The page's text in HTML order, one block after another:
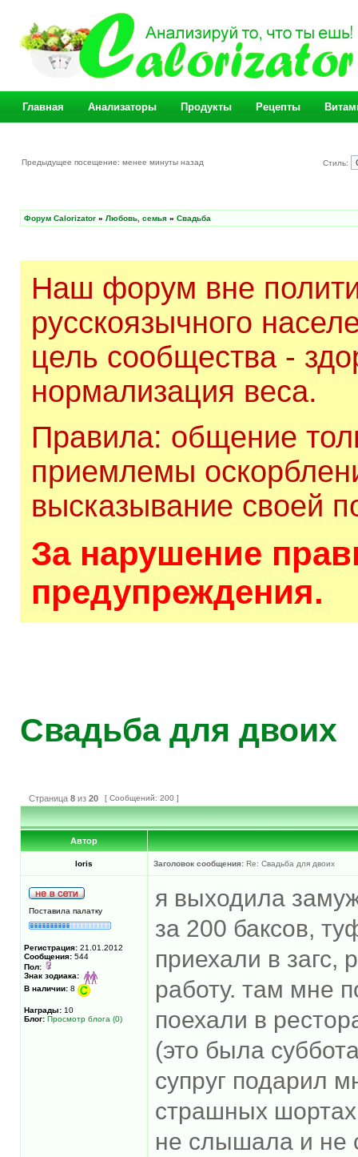
Главная Анализаторы Продукты Рецепты
Предыдущее посещение: менее минуты назад Стиль:
Форум Calorizator » Любовь, семья » Свадьба
Наш форум вне
русскоязычного
цель сообщества -
нормализация веса.
Правила: общение
приемлемы
высказывание своей
За нарушение
предупреждения.
Свадьба для двоих
Страница 8 из 20 [ Сообщений: 200 ]
Автор
loris Заголовок сообщения: Re: Свадьба для двоих
Поставила палатку
Регистрация: 21.01.2012
Сообщения: 544
Пол:
Знак зодиака:
В наличии: 8
Награды: 10
Блог: Просмотр блога (0)
я выходила
за 200 баксов,
приехали в загс,
работу. там мне
поехали в
(это была
супруг подарил
страшных шортах
не слышала и не